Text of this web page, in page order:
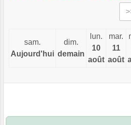
sam.
Aujourd'hui
dim.
demain
lun.
10
août
mar.
11
août